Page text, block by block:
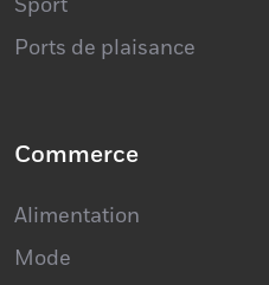
Mode
Loisirs